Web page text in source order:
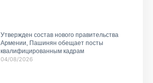
Утвержден состав нового правительства
Армении, Пашинян обещает посты
квалифицированным кадрам
04/08/2026